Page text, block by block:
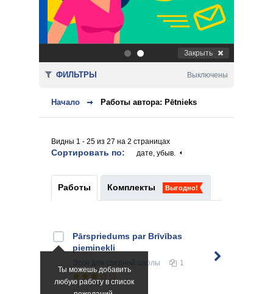
. Закрыть
Начало Работы автора: Pētnieks
Видны 1 - 25 из 27 на 2 страницах
Сортировать по: дате, убыв.
Работы Комплекты Выгодно!
Ты можешь добавить
любую работу в список
Pārspriedums par Brīvības
pieminekli
для средней школы 1
ФИЛЬТРЫ Выключены